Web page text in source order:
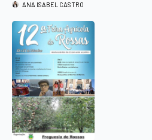
ANA ISABEL CASTRO